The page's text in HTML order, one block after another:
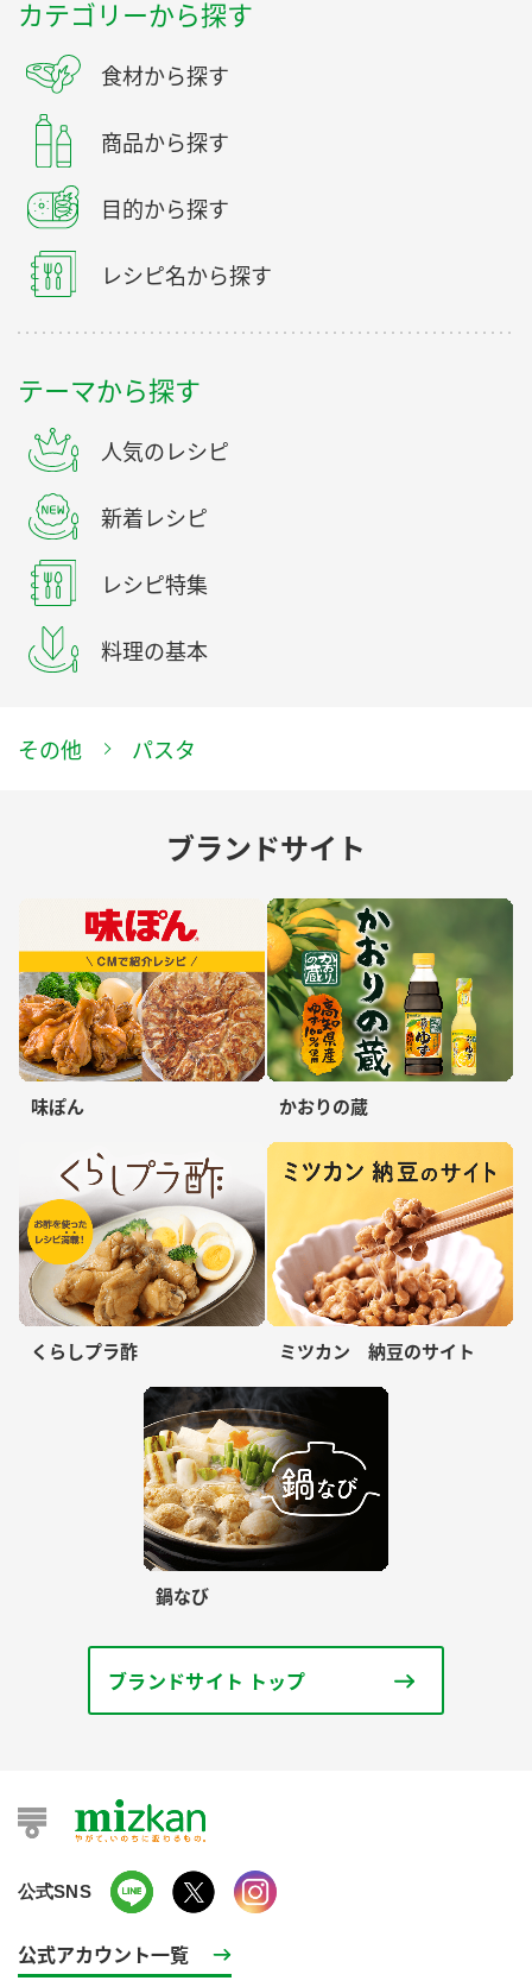
カテゴリーから探す
食材から探す
商品から探す
目的から探す
レシピ名から探す
テーマから探す
人気のレシピ
新着レシピ
レシピ特集
料理の基本
その他 パスタ
ブランドサイト
味ぽん かおりの蔵
くらしプラ酢 ミツカン 納豆のサイト
鍋なび
ブランドサイト トップ
公式SNS
公式アカウント一覧